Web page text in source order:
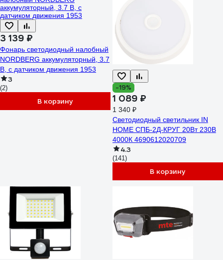
3 139 ₽
Фонарь светодиодный налобный
NORDBERG аккумуляторный, 3.7
В, c датчиком движения 1953
3
(2)
В корзину
-19%
1 089 ₽
1 340 ₽
Светодиодный светильник IN
HOME СПБ-2Д-КРУГ 20Вт 230В
4000К 4690612020709
4.3
(141)
В корзину